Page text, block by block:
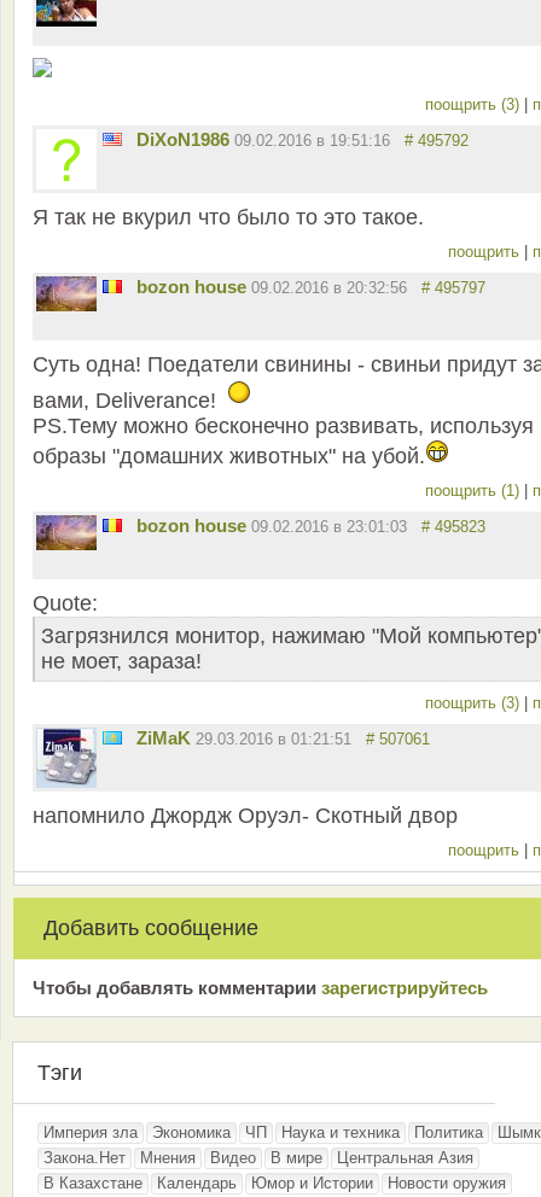
поощрить (3) |
DiXoN1986 09.02.2016 в 19:51:16 # 495792
Я так не вкурил что было то это такое.
поощрить |
bozon house 09.02.2016 в 20:32:56 # 495797
Суть одна! Поедатели свинины - свиньи придут
вами, Deliverance!
PS.Тему можно бесконечно развивать, используя
образы "домашних животных" на убой.
поощрить (1) |
bozon house 09.02.2016 в 23:01:03 # 495823
Quote:
Загрязнился монитор, нажимаю "Мой
не моет, зараза!
поощрить (3) |
ZiMaK 29.03.2016 в 01:21:51 # 507061
напомнило Джордж Оруэл- Скотный двор
поощрить |
Добавить сообщение
Чтобы добавлять комментарии зарeгиcтрирyйтeсь
Тэги
Империя зла Экономика ЧП Наука и техника Политика
Закона.Нет
Мнения Видео В мире
Центральная Азия
В Казахстане
Календарь Юмор и Истории
Новости оружия